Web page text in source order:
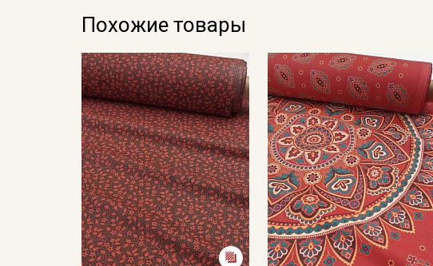
Похожие товары